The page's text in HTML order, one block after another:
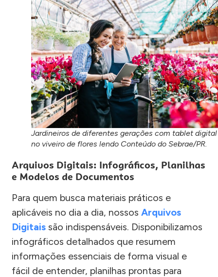
Jardineiros de diferentes gerações com tablet digital
no viveiro de flores lendo Conteúdo do Sebrae/PR.
Arquivos Digitais: Infográficos, Planilhas
e Modelos de Documentos
Para quem busca materiais práticos e
aplicáveis no dia a dia, nossos Arquivos
Digitais são indispensáveis. Disponibilizamos
infográficos detalhados que resumem
informações essenciais de forma visual e
fácil de entender, planilhas prontas para